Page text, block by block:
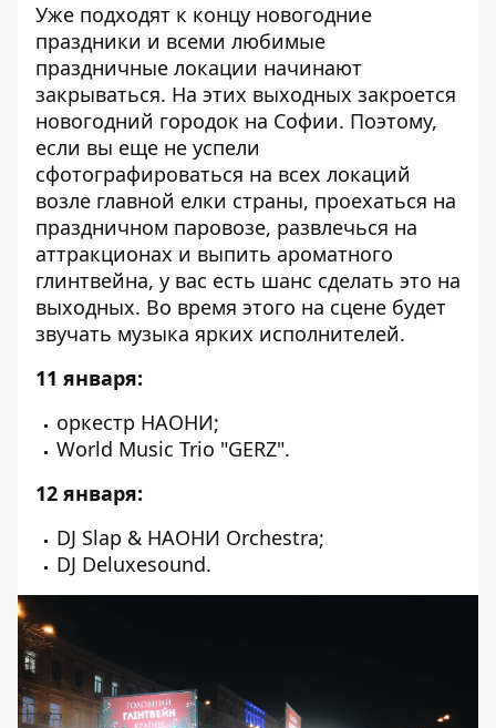
Уже подходят к концу новогодние
праздники и всеми любимые
праздничные локации начинают
закрываться. На этих выходных закроется
новогодний городок на Софии. Поэтому,
если вы еще не успели
сфотографироваться на всех локаций
возле главной елки страны, проехаться на
праздничном паровозе, развлечься на
аттракционах и выпить ароматного
глинтвейна, у вас есть шанс сделать это на
выходных. Во время этого на сцене будет
звучать музыка ярких исполнителей.
11 января:
оркестр НАОНИ;
World Music Trio "GERZ".
12 января:
DJ Slap & НАОНИ Orchestra;
DJ Deluxesound.